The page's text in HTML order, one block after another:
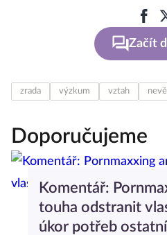
Začít
zrada výzkum vztah
Doporučujeme
Komentář:
touha odstranit
úkor potřeb